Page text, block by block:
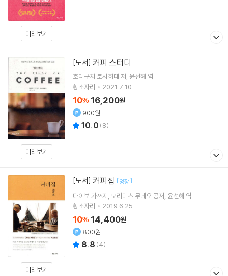
미리보기
미리보기
[도서] 커피 스터디
호리구치 토시히데 저 윤선해 역
황소자리
2021.7.10.
10% 16,200원
900원
10.0 (8)
미리보기
[도서] 커피집 [양장]
다이보 가쓰지 모리미츠 무네오 공저 윤선해 역
황소자리
2019.6.25.
10% 14,400원
800원
8.8 (4)